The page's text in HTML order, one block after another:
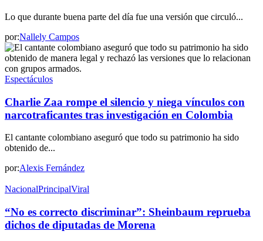
Lo que durante buena parte del día fue una versión que circuló...
por:Nallely Campos
Espectáculos
Charlie Zaa rompe el silencio y niega vínculos con
narcotraficantes tras investigación en Colombia
El cantante colombiano aseguró que todo su patrimonio ha sido
obtenido de...
por:Alexis Fernández
NacionalPrincipalViral
“No es correcto discriminar”: Sheinbaum reprueba
dichos de diputadas de Morena